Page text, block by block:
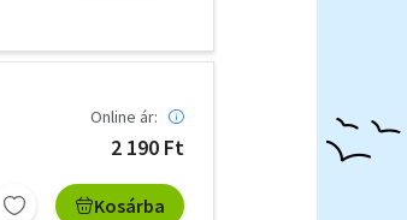
Online ár:
2 190 Ft
Kosárba